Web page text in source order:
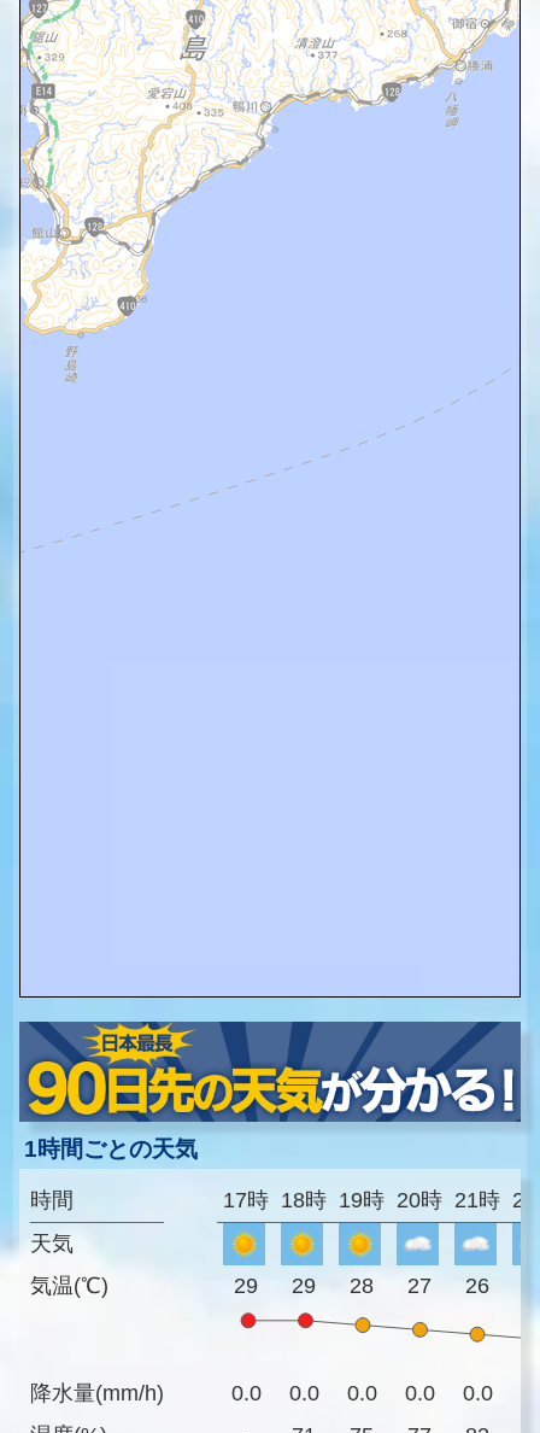
1時間ごとの天気
時間
天気
気温(℃)
降水量(mm/h)
17時 18時 19時 20時 21時
29 29 28 27 26
0.0 0.0 0.0 0.0 0.0